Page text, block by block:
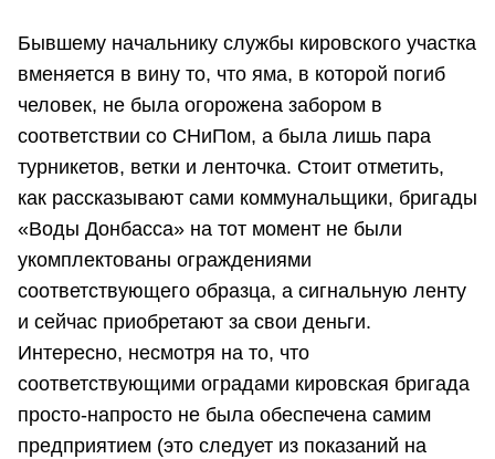
Бывшему начальнику службы кировского участка
вменяется в вину то, что яма, в которой погиб
человек, не была огорожена забором в
соответствии со СНиПом, а была лишь пара
турникетов, ветки и ленточка. Стоит отметить,
как рассказывают сами коммунальщики, бригады
«Воды Донбасса» на тот момент не были
укомплектованы ограждениями
соответствующего образца, а сигнальную ленту
и сейчас приобретают за свои деньги.
Интересно, несмотря на то, что
соответствующими оградами кировская бригада
просто-напросто не была обеспечена самим
предприятием (это следует из показаний на